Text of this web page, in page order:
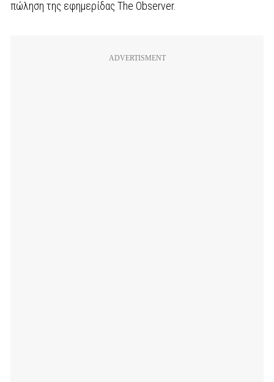
πώληση της εφημερίδας The Observer.